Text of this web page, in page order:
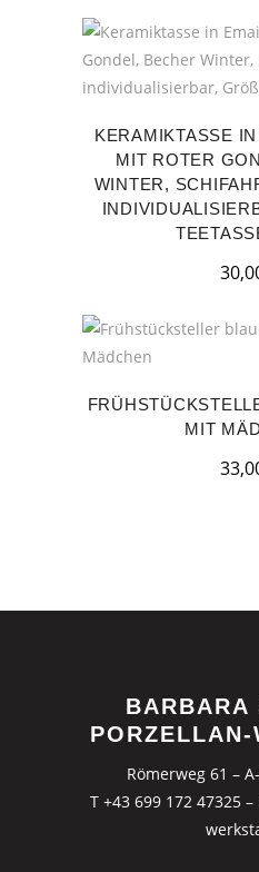
KERAMIKTASSE
MIT ROTER
WINTER,
MIT
BARBARA
PORZELLAN-
Römerweg 61 –
T +43 699 172 47325 –